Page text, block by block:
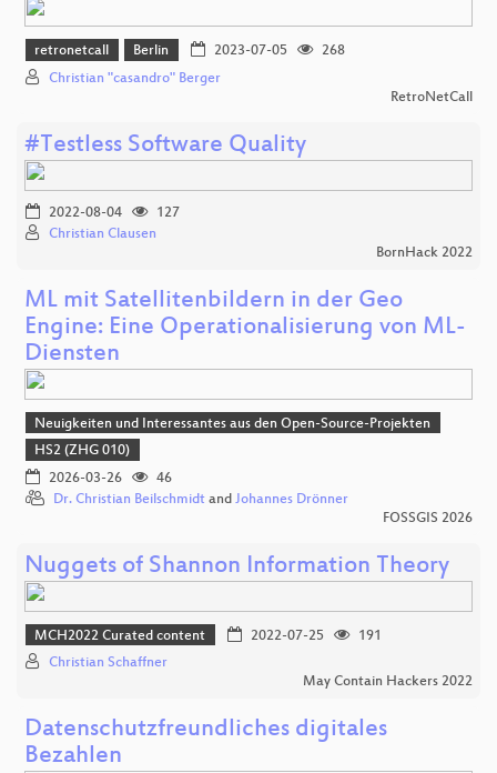
retronetcall Berlin 2023-07-05
268
Christian "casandro" Berger
RetroNetCall
#Testless Software Quality
2022-08-04
127
Christian Clausen
BornHack 2022
ML mit Satellitenbildern in der Geo
Engine: Eine Operationalisierung von ML-
Diensten
Neuigkeiten und Interessantes aus den Open-Source-Projekten
HS2 (ZHG 010)
2026-03-26
46
Dr. Christian Beilschmidt and Johannes Drönner
FOSSGIS 2026
Nuggets of Shannon Information Theory
MCH2022 Curated content 2022-07-25
191
Christian Schaffner
May Contain Hackers 2022
Datenschutzfreundliches digitales
Bezahlen